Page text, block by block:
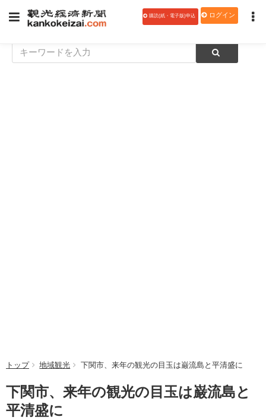
購読(紙・電子版)申込 ログイン
トップ 地域観光 下関市、来年の観光の目玉は巌流島と平清盛に
下関市、来年の観光の目玉は巌流島と
平清盛に